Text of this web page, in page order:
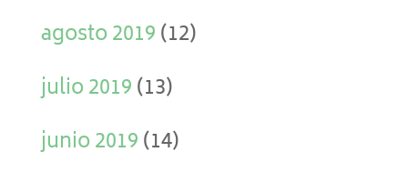
agosto 2019(12)
julio 2019(13)
junio 2019(14)